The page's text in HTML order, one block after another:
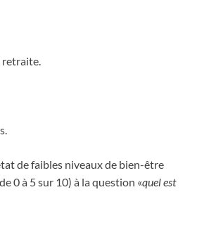
retraite.
de faibles niveaux de bien-être
0 à 5 sur 10) à la question «quel est